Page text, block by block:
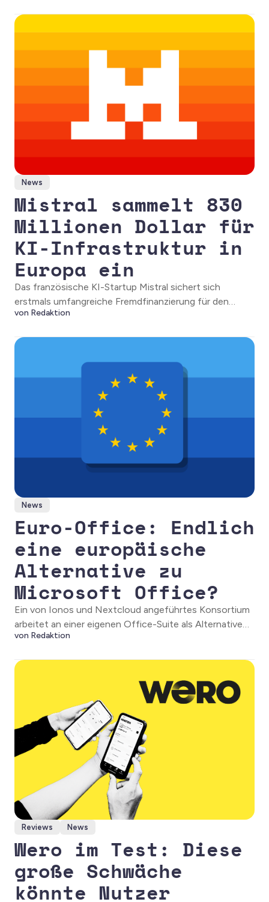
News
Mistral sammelt 830
Millionen Dollar für
KI-Infrastruktur in
Europa ein
Das französische KI-Startup Mistral sichert sich
erstmals umfangreiche Fremdfinanzierung für den
Ausbau seiner Infrastruktur. Die Mittel fließen in ein
Hochleistungs-GPUs.
von Redaktion
News
Euro-Office: Endlich
eine europäische
Alternative zu
Microsoft Office?
Ein von Ionos und Nextcloud angeführtes Konsortium
arbeitet an einer eigenen Office-Suite als Alternative
zu Microsoft Office. Das Projekt könnte eine wichtige
schließen.
von Redaktion
Reviews News
Wero im Test: Diese
große Schwäche
könnte Nutzer